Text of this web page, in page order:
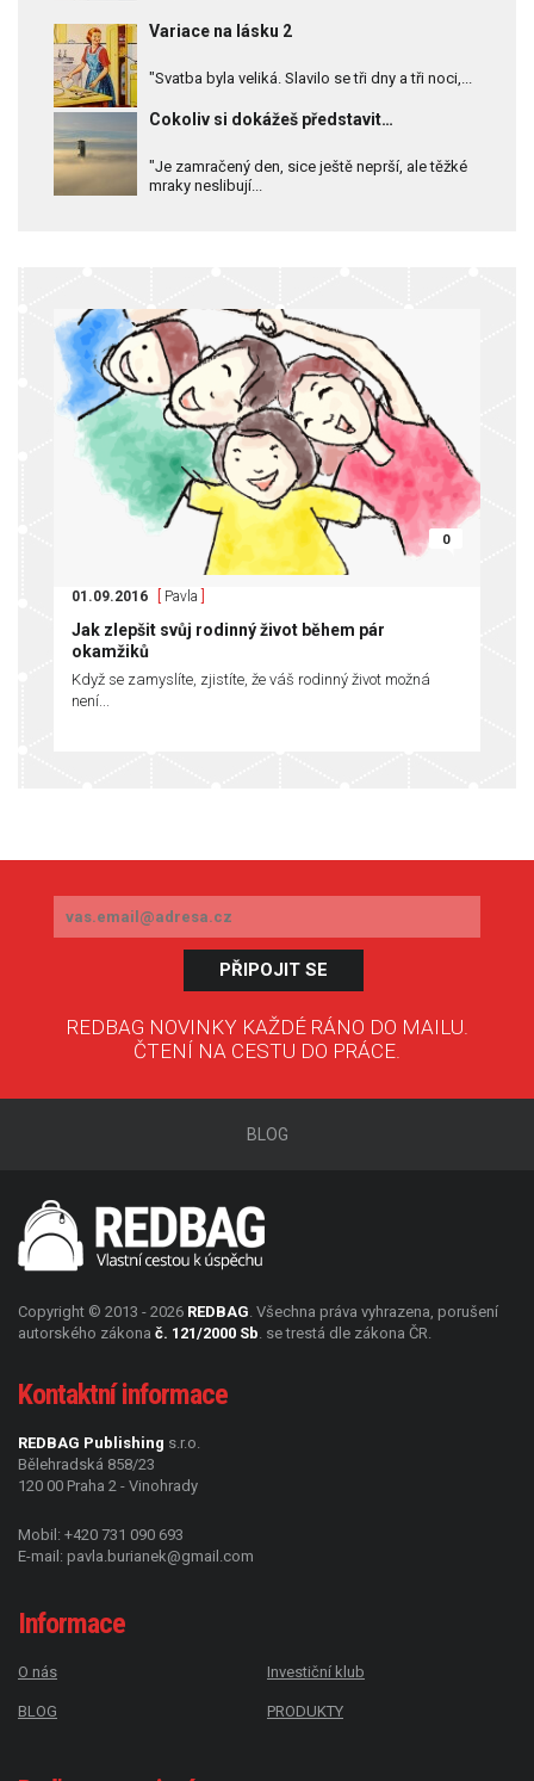
Variace na lásku 2
"Svatba byla veliká. Slavilo se tři dny a tři noci,...
Cokoliv si dokážeš představit…
"Je zamračený den, sice ještě neprší, ale těžké
mraky neslibují...
0
01.09.2016 Pavla
Jak zlepšit svůj rodinný život během pár
okamžiků
Když se zamyslíte, zjistíte, že váš rodinný život možná
není...
PŘIPOJIT SE
REDBAG NOVINKY KAŽDÉ RÁNO DO MAILU.
ČTENÍ NA CESTU DO PRÁCE.
BLOG
Copyright © 2013 - 2026 REDBAG. Všechna práva vyhrazena, porušení
autorského zákona č. 121/2000 Sb. se trestá dle zákona ČR.
Kontaktní informace
REDBAG Publishing s.r.o.
Bělehradská 858/23
120 00 Praha 2 - Vinohrady
Mobil: +420 731 090 693
E-mail: pavla.burianek@gmail.com
Informace
O nás Investiční klub
BLOG PRODUKTY